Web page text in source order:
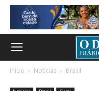
Início Notícias Brasil